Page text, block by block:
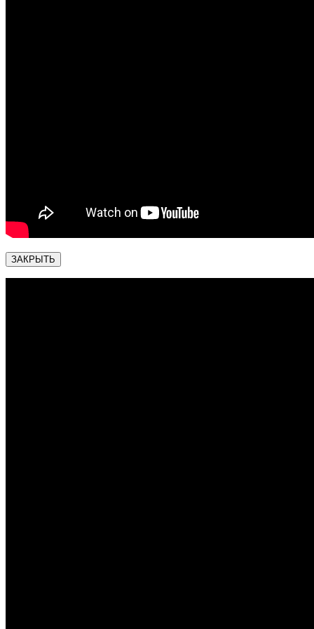
ЗАКРЫТЬ